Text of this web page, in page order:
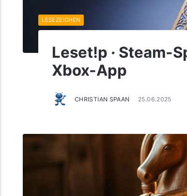
Leset!p · Steam-
Xbox-App
CHRISTIAN SPAAN 25.06.2025
LESEZEICHEN